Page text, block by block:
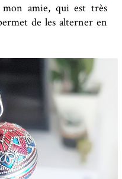
amie, qui est très
de les alterner en